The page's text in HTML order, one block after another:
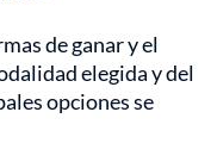
de ganar y el
elegida y del
opciones se